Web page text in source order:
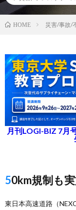
HOME 災害/事故/
月刊LOGI-BIZ 7月
50km規制も
東日本高速道路（